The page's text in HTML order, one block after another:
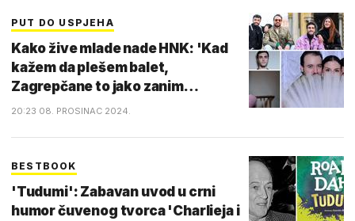
PUT DO USPJEHA
Kako žive mlade nade HNK: 'Kad
kažem da plešem balet,
Zagrepčane to jako zanim…
20:23 08. PROSINAC 2024.
BESTBOOK
'Tudumi': Zabavan uvod u crni
humor čuvenog tvorca 'Charlieja i